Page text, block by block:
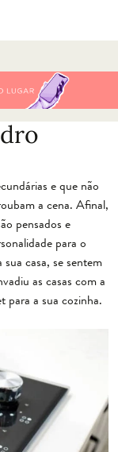
e que não
a cena. Afinal,
pensados e
para o
casa, se sentem
as casas com a
para a sua cozinha.